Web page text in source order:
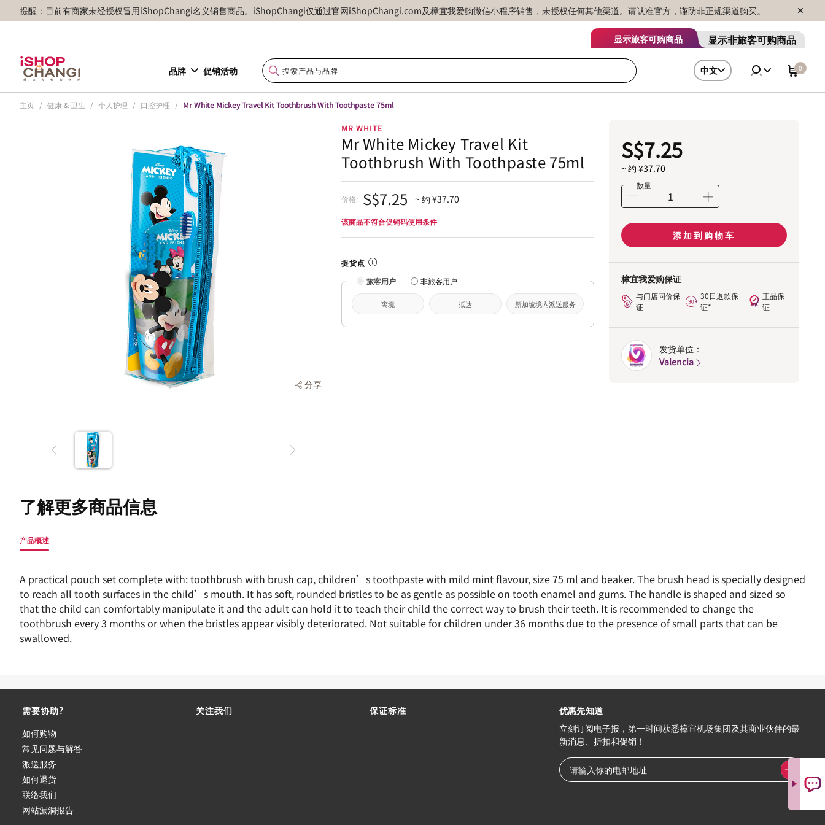
提醒：目前有商家未经授权冒用iShopChangi名义销售商品。iShopChangi仅通过官网iShopChangi.com及樟宜我爱购微信小程序销售，未授权任何其他渠道。请认准官方，谨防非正规渠道购买。
显示旅客可购商品 显示非旅客可购商品
品牌 促销活动 中文 0
主页 / 健康 & 卫生 / 个人护理 / 口腔护理 / Mr White Mickey Travel Kit Toothbrush With Toothpaste 75ml
分享
MR WHITE
Mr White Mickey Travel Kit
Toothbrush With Toothpaste 75ml
价格: S$7.25 ~ 约 ¥37.70
该商品不符合促销码使用条件
提货点
旅客用户
非旅客用户
离境 抵达 新加坡境内派送服务
S$7.25
~ 约 ¥37.70
数量
添加到购物车
樟宜我爱购保证
与门店同价保
证
30日退款保
证*
正品保
证
发货单位：
Valencia
了解更多商品信息
产品概述
A practical pouch set complete with: toothbrush with brush cap, children’s toothpaste with mild mint flavour, size 75 ml and beaker. The brush head is specially designed
to reach all tooth surfaces in the child’s mouth. It has soft, rounded bristles to be as gentle as possible on tooth enamel and gums. The handle is shaped and sized so
that the child can comfortably manipulate it and the adult can hold it to teach their child the correct way to brush their teeth. It is recommended to change the
toothbrush every 3 months or when the bristles appear visibly deteriorated. Not suitable for children under 36 months due to the presence of small parts that can be
swallowed.
需要协助?
如何购物
常见问题与解答
派送服务
如何退货
联络我们
网站漏洞报告
关注我们 保证标准
优惠先知道
立刻订阅电子报，第一时间获悉樟宜机场集团及其商业伙伴的最
新消息、折扣和促销！